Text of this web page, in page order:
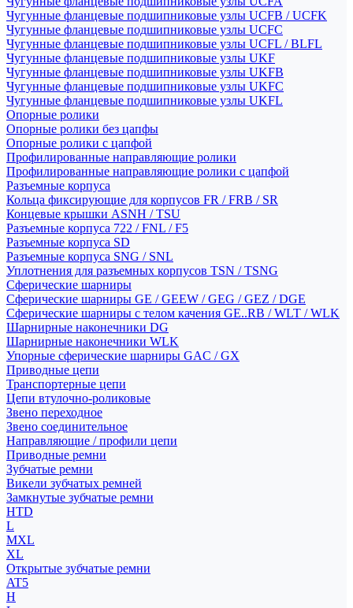
Чугунные фланцевые подшипниковые узлы UCFB / UCFK
Чугунные фланцевые подшипниковые узлы UCFC
Чугунные фланцевые подшипниковые узлы UCFL / BLFL
Чугунные фланцевые подшипниковые узлы UKF
Чугунные фланцевые подшипниковые узлы UKFB
Чугунные фланцевые подшипниковые узлы UKFC
Чугунные фланцевые подшипниковые узлы UKFL
Опорные ролики
Опорные ролики без цапфы
Опорные ролики с цапфой
Профилированные направляющие ролики
Профилированные направляющие ролики с цапфой
Разъемные корпуса
Кольца фиксирующие для корпусов FR / FRB / SR
Концевые крышки ASNH / TSU
Разъемные корпуса 722 / FNL / F5
Разъемные корпуса SD
Разъемные корпуса SNG / SNL
Уплотнения для разъемных корпусов TSN / TSNG
Сферические шарниры
Сферические шарниры GE / GEEW / GEG / GEZ / DGE
Сферические шарниры с телом качения GE..RB / WLT / WLK
Шарнирные наконечники DG
Шарнирные наконечники WLK
Упорные сферические шарниры GAC / GX
Приводные цепи
Транспортерные цепи
Цепи втулочно-роликовые
Звено переходное
Звено соединительное
Направляющие / профили цепи
Приводные ремни
Зубчатые ремни
Викели зубчатых ремней
Замкнутые зубчатые ремни
HTD
L
MXL
XL
Открытые зубчатые ремни
AT5
H